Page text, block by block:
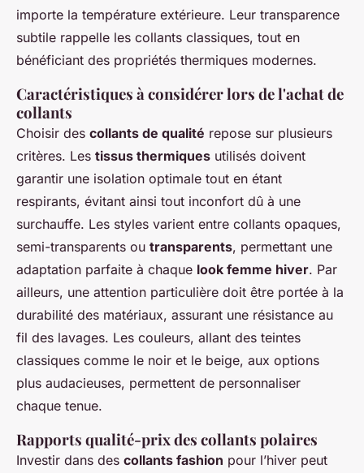
importe la température extérieure. Leur transparence
subtile rappelle les collants classiques, tout en
bénéficiant des propriétés thermiques modernes.
Caractéristiques à considérer lors de l'achat de
collants
Choisir des collants de qualité repose sur plusieurs
critères. Les tissus thermiques utilisés doivent
garantir une isolation optimale tout en étant
respirants, évitant ainsi tout inconfort dû à une
surchauffe. Les styles varient entre collants opaques,
semi-transparents ou transparents, permettant une
adaptation parfaite à chaque look femme hiver. Par
ailleurs, une attention particulière doit être portée à la
durabilité des matériaux, assurant une résistance au
fil des lavages. Les couleurs, allant des teintes
classiques comme le noir et le beige, aux options
plus audacieuses, permettent de personnaliser
chaque tenue.
Rapports qualité-prix des collants polaires
Investir dans des collants fashion pour l’hiver peut